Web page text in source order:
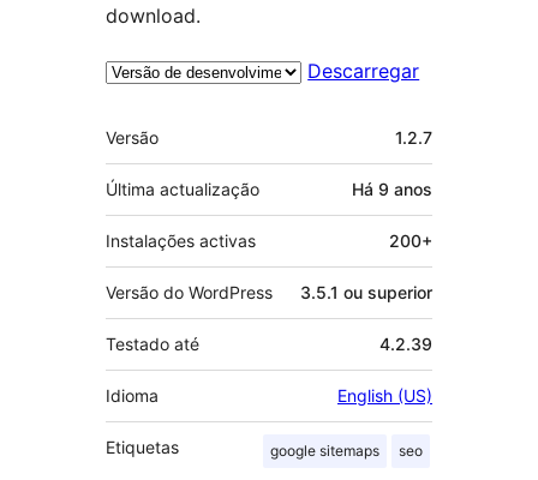
download.
Descarregar
Metadados
Versão 1.2.7
Última actualização Há 9 anos
Instalações activas 200+
Versão do WordPress 3.5.1 ou superior
Testado até 4.2.39
Idioma English (US)
Etiquetas google sitemaps seo